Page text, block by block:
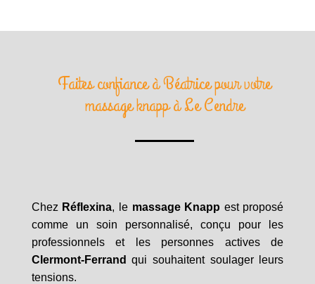
Faites confiance à Béatrice pour votre
massage knapp à Le Cendre
Chez Réflexina, le massage Knapp est proposé
comme un soin personnalisé, conçu pour les
professionnels et les personnes actives de
Clermont-Ferrand qui souhaitent soulager leurs
tensions.